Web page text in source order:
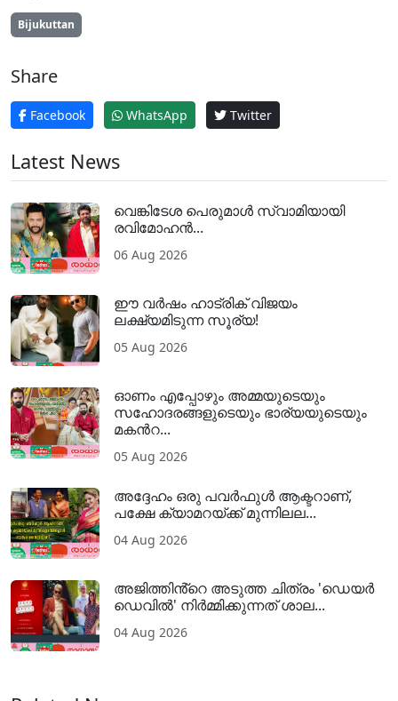
Bijukuttan
Share
Facebook WhatsApp Twitter
Latest News
വെങ്കിടേശ പെരുമാൾ സ്വാമിയായി
രവിമോഹൻ...
06 Aug 2026
ഈ വർഷം ഹാട്രിക് വിജയം
ലക്ഷ്യമിടുന്ന സൂര്യ!
05 Aug 2026
ഓണം എപ്പോഴും അമ്മയുടെയും
സഹോദരങ്ങളുടെയും ഭാര്യയുടെയും
മകന്‍റ...
05 Aug 2026
അദ്ദേഹം ഒരു പവര്‍ഫുള്‍ ആക്ടറാണ്,
പക്ഷേ ക്യാമറയ്ക്ക് മുന്നിലല...
04 Aug 2026
അജിത്തിൻ്റെ അടുത്ത ചിത്രം 'ഡെയർ
ഡെവിൽ' നിർമ്മിക്കുന്നത് ശാല...
04 Aug 2026